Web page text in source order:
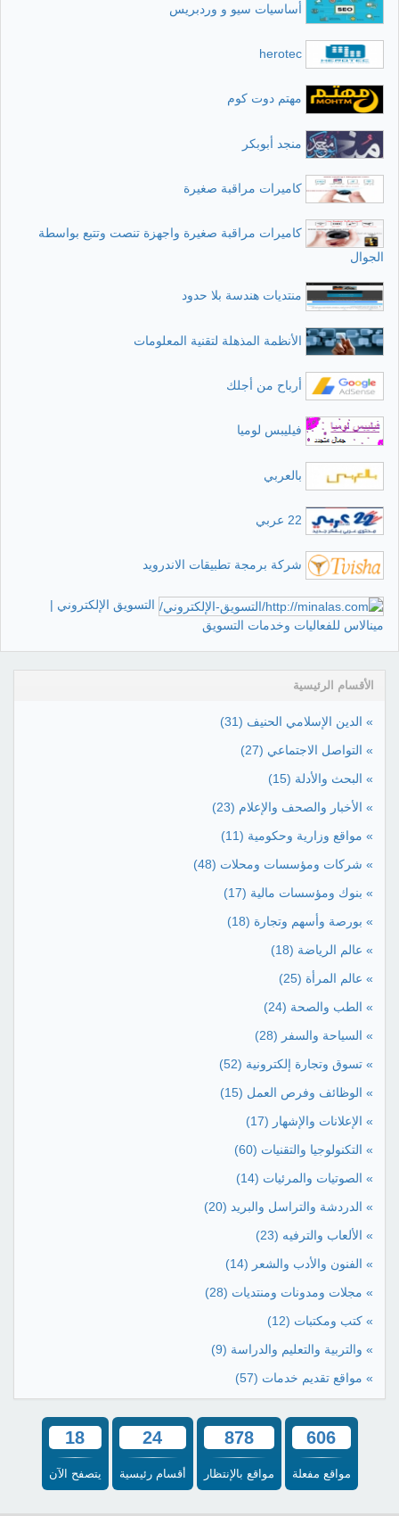
أساسيات سيو و وردبريس
herotec
مهتم دوت كوم
منجد أبوبكر
كاميرات مراقبة صغيرة
كاميرات مراقبة صغيرة واجهزة تنصت وتتبع بواسطة
الجوال
منتديات هندسة بلا حدود
الأنظمة المذهلة لتقنية المعلومات
أرباح من أجلك
فيليبس لوميا
بالعربي
22 عربي
شركة برمجة تطبيقات الاندرويد
التسويق الإلكتروني |
مينالاس للفعاليات وخدمات التسويق
الأقسام الرئيسية
» الدين الإسلامي الحنيف (31)
» التواصل الاجتماعي (27)
» البحث والأدلة (15)
» الأخبار والصحف والإعلام (23)
» مواقع وزارية وحكومية (11)
» شركات ومؤسسات ومحلات (48)
» بنوك ومؤسسات مالية (17)
» بورصة وأسهم وتجارة (18)
» عالم الرياضة (18)
» عالم المرأة (25)
» الطب والصحة (24)
» السياحة والسفر (28)
» تسوق وتجارة إلكترونية (52)
» الوظائف وفرص العمل (15)
» الإعلانات والإشهار (17)
» التكنولوجيا والتقنيات (60)
» الصوتيات والمرئيات (14)
» الدردشة والتراسل والبريد (20)
» الألعاب والترفيه (23)
» الفنون والأدب والشعر (14)
» مجلات ومدونات ومنتديات (28)
» كتب ومكتبات (12)
» والتربية والتعليم والدراسة (9)
» مواقع تقديم خدمات (57)
606
مواقع مفعلة
878
مواقع بالإنتظار
24
أقسام رئيسية
18
يتصفح الآن